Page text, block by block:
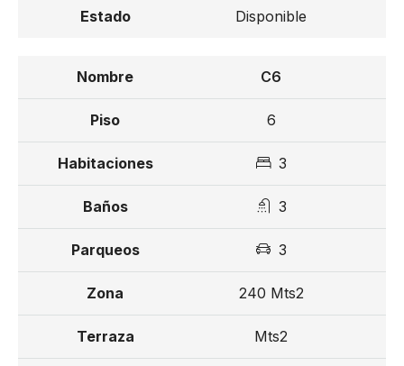
Pisos en mármol.
Topes y backsplash en cuarzo.
Calentador de gas incluido.
Separación: US$10,000.
35% durante el proceso de construcción.
55% contra entrega.
Fechas
Entrega estimada: Primer trimestre de 2029.
Disponible
C6
6
3
3
3
240 Mts2
Mts2